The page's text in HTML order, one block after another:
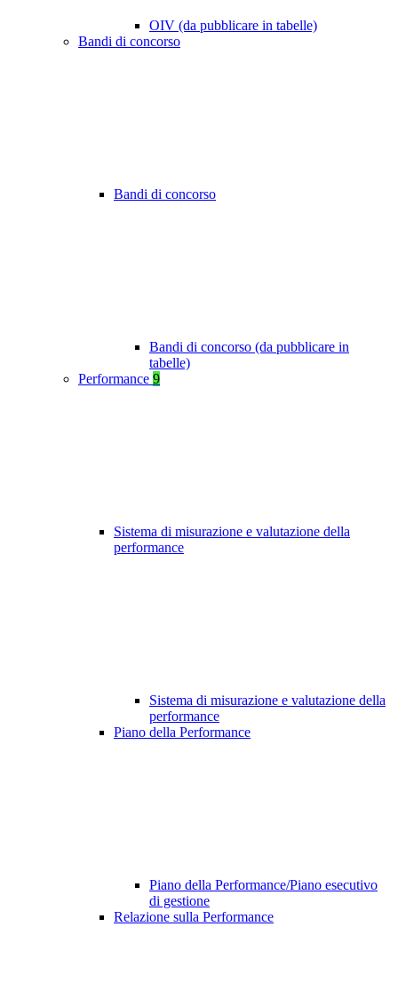
OIV (da pubblicare in tabelle)
Bandi di concorso
Bandi di concorso
Bandi di concorso (da pubblicare in
tabelle)
Performance 9
Sistema di misurazione e valutazione della
performance
Sistema di misurazione e valutazione della
performance
Piano della Performance
Piano della Performance/Piano esecutivo
di gestione
Relazione sulla Performance